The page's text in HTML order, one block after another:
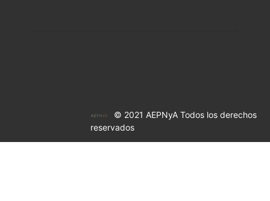
© 2021 AEPNyA Todos los derechos
reservados